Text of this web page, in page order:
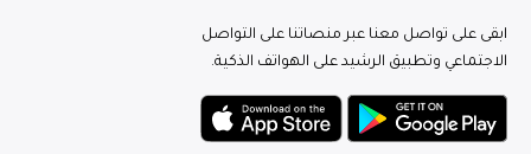
ابقى على تواصل معنا عبر منصاتنا على التواصل
الاجتماعي وتطبيق الرشيد على الهواتف الذكية.